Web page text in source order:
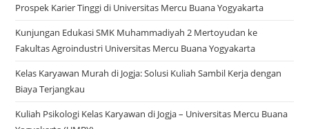
Prospek Karier Tinggi di Universitas Mercu Buana Yogyakarta
Kunjungan Edukasi SMK Muhammadiyah 2 Mertoyudan ke
Fakultas Agroindustri Universitas Mercu Buana Yogyakarta
Kelas Karyawan Murah di Jogja: Solusi Kuliah Sambil Kerja dengan
Biaya Terjangkau
Kuliah Psikologi Kelas Karyawan di Jogja – Universitas Mercu Buana